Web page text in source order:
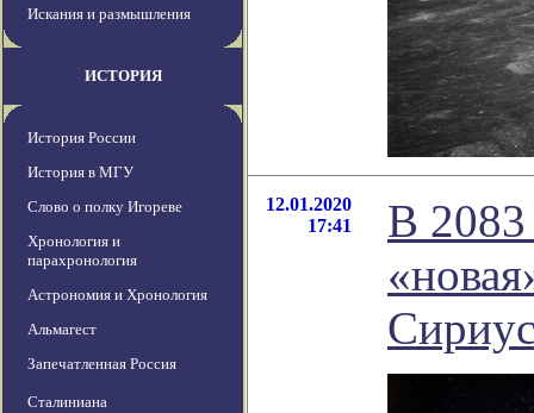
Искания и размышления
ИСТОРИЯ
История России
История в МГУ
Слово о полку Игореве
Хронология и
парахронология
Астрономия и Хронология
Альмагест
Запечатленная Россия
Сталиниана
12.01.2020
17:41
В 2083